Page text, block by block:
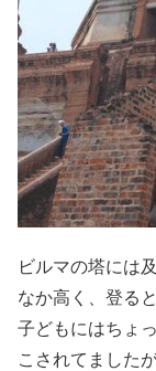
ビルマの塔には
なか高く、登る
子どもにはちょ
こされてました